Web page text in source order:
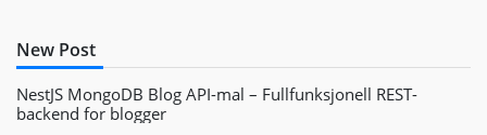
New Post
NestJS MongoDB Blog API-mal – Fullfunksjonell REST-
backend for blogger